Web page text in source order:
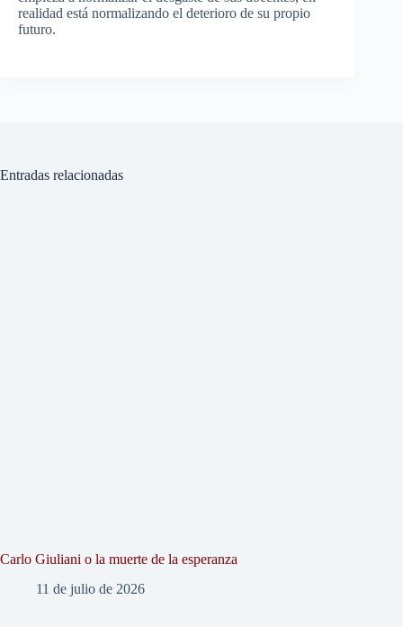
realidad está normalizando el deterioro de su propio
futuro.
Entradas relacionadas
Carlo Giuliani o la muerte de la esperanza
11 de julio de 2026